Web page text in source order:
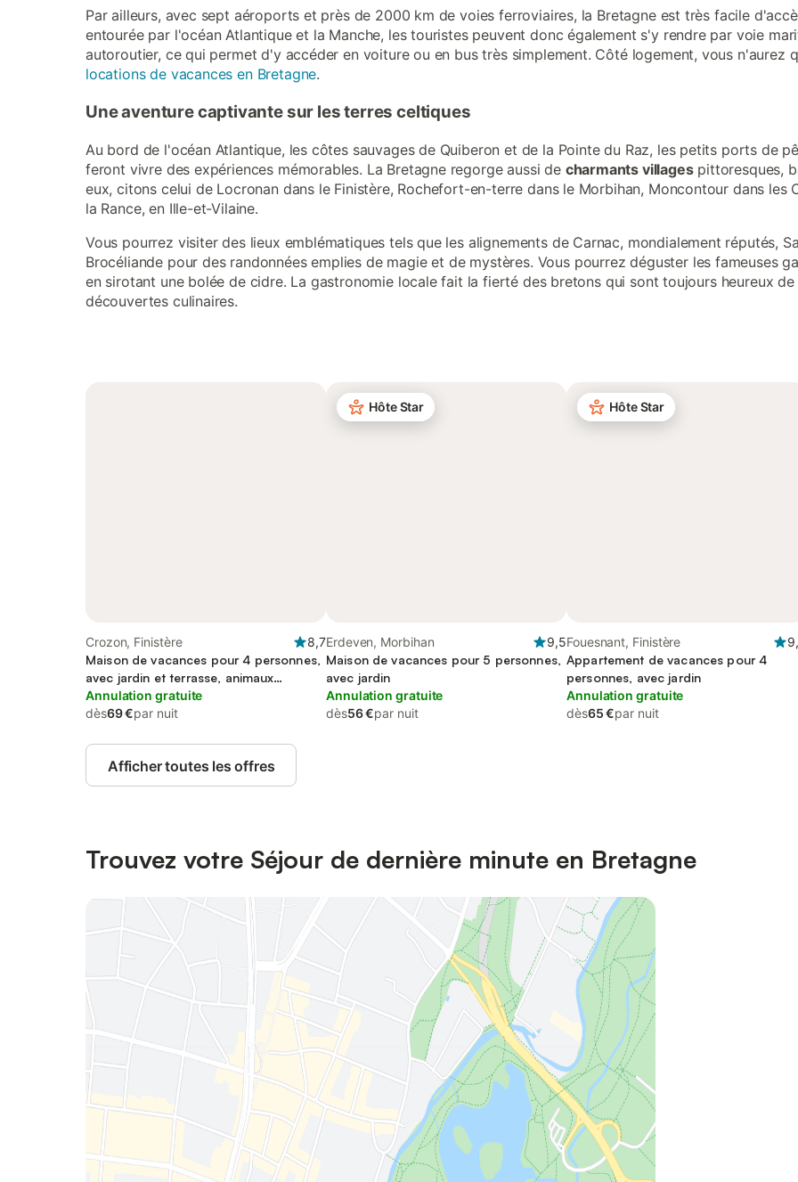
Par ailleurs, avec sept aéroports et près de 2000 km de voies ferroviaires, la Bretagne est très facile
entourée par l'océan Atlantique et la Manche, les touristes peuvent donc également s'y rendre par voie
autoroutier, ce qui permet d'y accéder en voiture ou en bus très simplement. Côté logement, vous n'aurez
locations de vacances en Bretagne.
Une aventure captivante sur les terres celtiques
Au bord de l'océan Atlantique, les côtes sauvages de Quiberon et de la Pointe du Raz, les petits ports de
feront vivre des expériences mémorables. La Bretagne regorge aussi de charmants villagespittoresques,
eux, citons celui de Locronan dans le Finistère, Rochefort-en-terre dans le Morbihan, Moncontour dans
la Rance, en Ille-et-Vilaine.
Vous pourrez visiter des lieux emblématiques tels que les alignements de Carnac, mondialement réputés,
Brocéliande pour des randonnées emplies de magie et de mystères. Vous pourrez déguster les fameuses
en sirotant une bolée de cidre. La gastronomie locale fait la fierté des bretons qui sont toujours heureux
découvertes culinaires.
Crozon, Finistère
8,7
Maison de vacances pour 4 personnes,
avec jardin et terrasse, animaux
acceptés
Annulation gratuite
dès69 €par nuit
Hôte Star
Erdeven, Morbihan
9,5
Maison de vacances pour 5 personnes,
avec jardin
Annulation gratuite
dès56 €par nuit
Hôte Star
Fouesnant, Finistère
Appartement de vacances pour 4
personnes, avec jardin
Annulation gratuite
dès65 €par nuit
Afficher toutes les offres
Trouvez votre Séjour de dernière minute en Bretagne